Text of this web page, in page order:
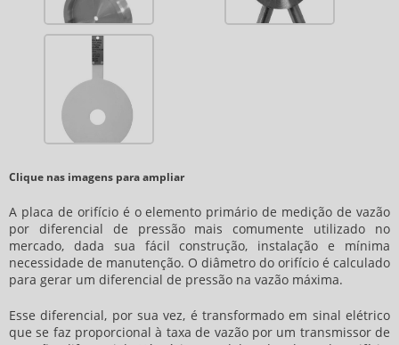
Clique nas imagens para ampliar
A placa de orifício é o elemento primário de medição de vazão
por diferencial de pressão mais comumente utilizado no
mercado, dada sua fácil construção, instalação e mínima
necessidade de manutenção. O diâmetro do orifício é calculado
para gerar um diferencial de pressão na vazão máxima.
Esse diferencial, por sua vez, é transformado em sinal elétrico
que se faz proporcional à taxa de vazão por um transmissor de